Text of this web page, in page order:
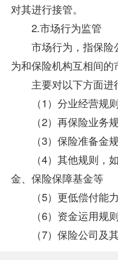
对其进行接管。
2.市场行为监管
市场行为，指保险
为和保险机构互相间的
主要对以下方面进
（1）分业经营规则
（2）再保险业务
（3）保险准备金
（4）其他规则，如
金、保险保障基金等
（5）更低偿付能
（6）资金运用规则
（7）保险公司及其